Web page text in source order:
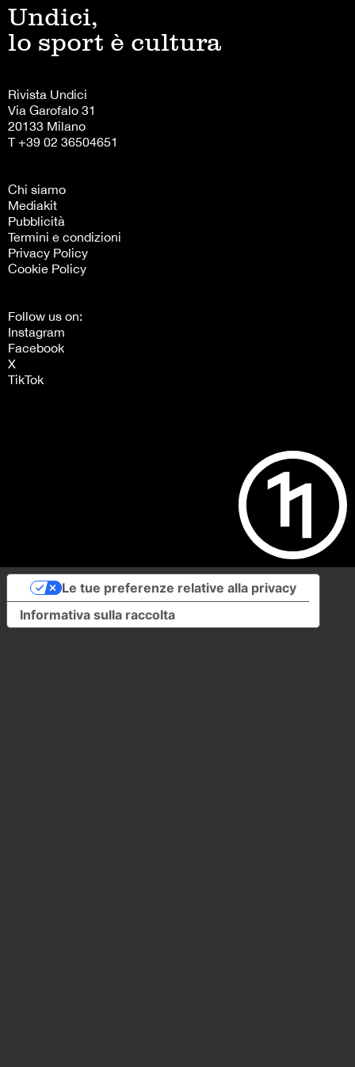
Undici,
lo sport è cultura
Rivista Undici
Via Garofalo 31
20133 Milano
T +39 02 36504651
Chi siamo
Mediakit
Pubblicità
Termini e condizioni
Privacy Policy
Cookie Policy
Follow us on:
Instagram
Facebook
X
TikTok
Informativa sulla raccolta
Le tue preferenze relative alla privacy